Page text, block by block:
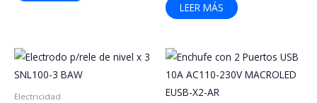
LEER MÁS
Electricidad